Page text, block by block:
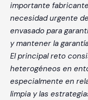
importante
necesidad urgente
envasado para
y mantener la
El principal reto
heterogéneos en
especialmente en
limpia y las